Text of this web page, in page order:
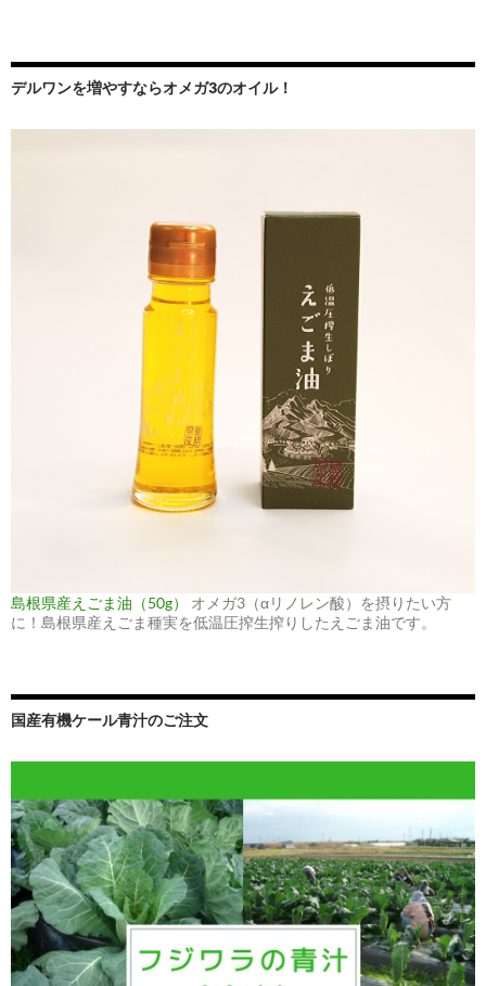
デルワンを増やすならオメガ3のオイル！
島根県産えごま油（50g）
オメガ3（αリノレン酸）を摂りたい方
に！島根県産えごま種実を低温圧搾生搾りしたえごま油です。
国産有機ケール青汁のご注文